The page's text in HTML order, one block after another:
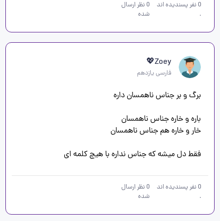
0نفر پسندیده اند
.
0نظر ارسال
شده
Zoey💖
فارسی یازدهم
فقط دل میشه که جناس نداره با هیچ کلمه ای
0نفر پسندیده اند
.
0نظر ارسال
شده